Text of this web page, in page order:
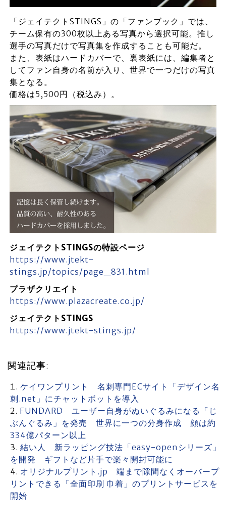
「ジェイテクトSTINGS」の「ファンブック」では、
チーム保有の300枚以上ある写真から選択可能。推し
選手の写真だけで写真集を作成することも可能だ。
また、表紙はハードカバーで、裏表紙には、編集者と
してファン自身の名前が入り、世界で一つだけの写真
集となる。
価格は5,500円（税込み）。
ジェイテクトSTINGSの特設ページ
https://www.jtekt-
stings.jp/topics/page_831.html
プラザクリエイト
https://www.plazacreate.co.jp/
ジェイテクトSTINGS
https://www.jtekt-stings.jp/
関連記事:
ケイワンプリント 名刺専門ECサイト「デザイン名
刺.net」にチャットボットを導入
FUNDARD ユーザー自身がぬいぐるみになる「じ
ぶんぐるみ」を発売 世界に一つの分身作成 顔は約
334億パターン以上
結い人 新ラッピング技法「easy-openシリーズ」
を開発 ギフトなど片手で楽々開封可能に
オリジナルプリント.jp 端まで隙間なくオーバープ
リントできる「全面印刷 巾着」のプリントサービスを
開始